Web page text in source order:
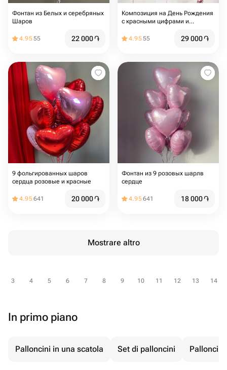
Фонтан из Белых и серебряных
Шаров
4.9555 22 000֏
Композиция на День Рождения
с красными цифрами и
4.9555 29 000֏
9 фольгированных шаров
сердца розовые и красные
4.95641 20 000֏
Фонтан из 9 розовых шарлв
сердце
4.95641 18 000֏
Mostrare altro
3 4 5 6 7 8 9 10 11 12 13 14
In primo piano
Palloncini in una scatola Set di palloncini